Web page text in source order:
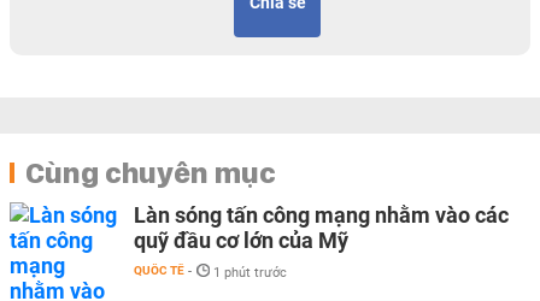
Cùng chuyên mục
Làn sóng tấn công mạng nhằm vào các
quỹ đầu cơ lớn của Mỹ
QUỐC TẾ - 1 phút trước